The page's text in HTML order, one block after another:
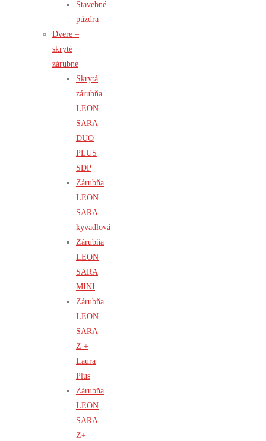
Stavebné
púzdra
Dvere –
skryté
zárubne
Skrytá
zárubňa
LEON
SARA
DUO
PLUS
SDP
Zárubňa
LEON
SARA
kyvadlová
Zárubňa
LEON
SARA
MINI
Zárubňa
LEON
SARA
Z +
Laura
Plus
Zárubňa
LEON
SARA
Z+